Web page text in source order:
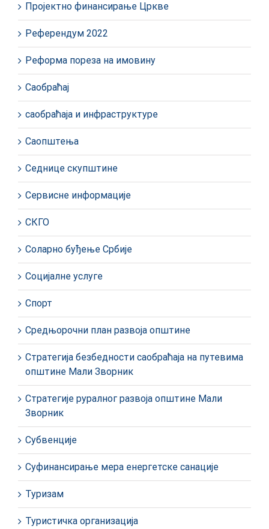
Пројектно финансирање Цркве
Референдум 2022
Реформа пореза на имовину
Саобраћај
саобраћаја и инфраструктуре
Саопштења
Седнице скупштине
Сервисне информације
СКГО
Соларно буђење Србије
Социјалне услуге
Спорт
Средњорочни план развоја општине
Стратегија безбедности саобраћаја на путевима
општине Мали Зворник
Стратегије руралног развоја општине Мали
Зворник
Субвенције
Суфинансирање мера енергетске санације
Туризам
Туристичка организација